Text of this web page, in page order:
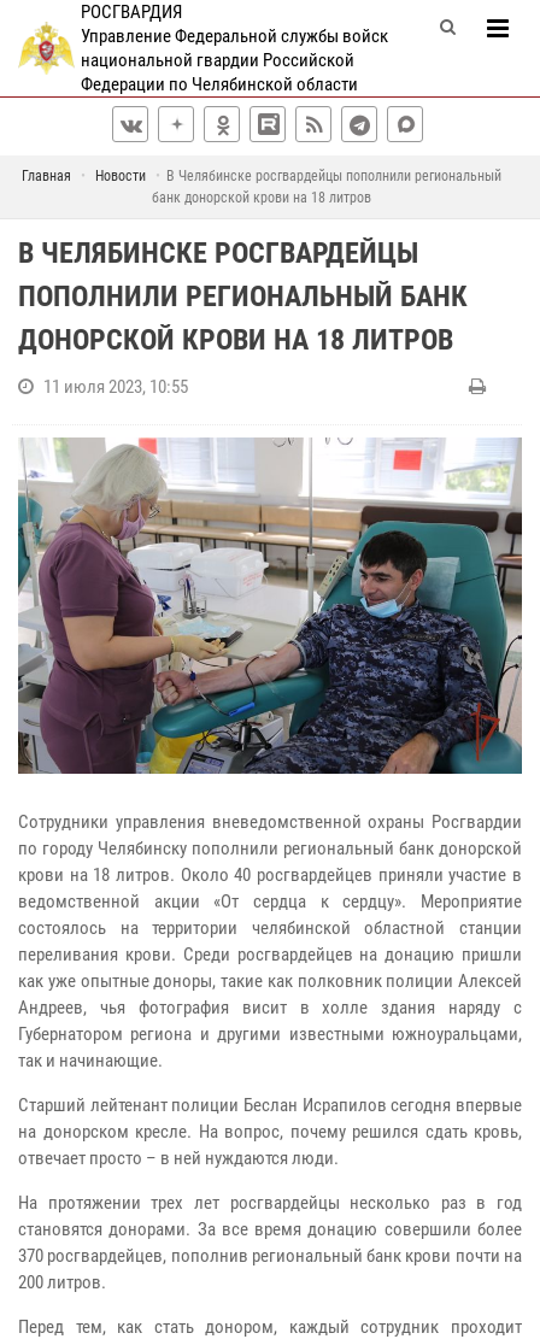
РОСГВАРДИЯ
Управление Федеральной службы войск
национальной гвардии Российской
Федерации по Челябинской области
Главная Новости
В Челябинске росгвардейцы пополнили региональный
банк донорской крови на 18 литров
В ЧЕЛЯБИНСКЕ РОСГВАРДЕЙЦЫ
ПОПОЛНИЛИ РЕГИОНАЛЬНЫЙ БАНК
ДОНОРСКОЙ КРОВИ НА 18 ЛИТРОВ
11 июля 2023, 10:55
Сотрудники управления вневедомственной охраны Росгвардии
по городу Челябинску пополнили региональный банк донорской
крови на 18 литров. Около 40 росгвардейцев приняли участие в
ведомственной акции «От сердца к сердцу». Мероприятие
состоялось на территории челябинской областной станции
переливания крови. Среди росгвардейцев на донацию пришли
как уже опытные доноры, такие как полковник полиции Алексей
Андреев, чья фотография висит в холле здания наряду с
Губернатором региона и другими известными южноуральцами,
так и начинающие.
Старший лейтенант полиции Беслан Исрапилов сегодня впервые
на донорском кресле. На вопрос, почему решился сдать кровь,
отвечает просто – в ней нуждаются люди.
На протяжении трех лет росгвардейцы несколько раз в год
становятся донорами. За все время донацию совершили более
370 росгвардейцев, пополнив региональный банк крови почти на
200 литров.
Перед тем, как стать донором, каждый сотрудник проходит